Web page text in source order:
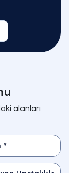
alanları